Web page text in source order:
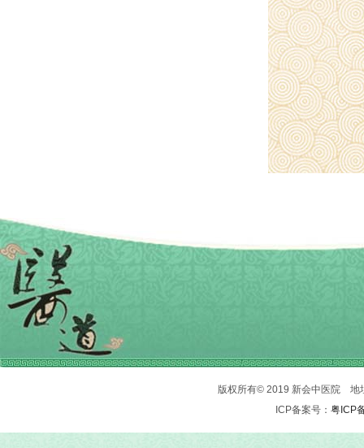
版权所有© 2019 新会中医院 地
ICP备案号： 粤ICP